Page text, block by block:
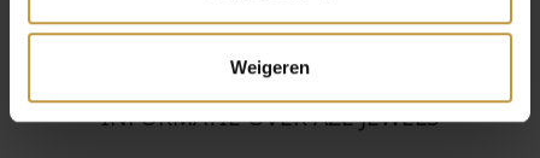
Weigeren
INFORMATIE OVER AZE JEWELS